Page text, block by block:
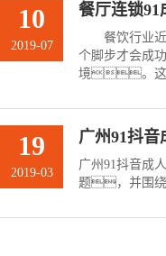
10
2019-07
餐厅连锁
餐饮行业近
个脚步才会成
境。这
19
2019-03
广州91抖
广州91抖音成
题，并围绕